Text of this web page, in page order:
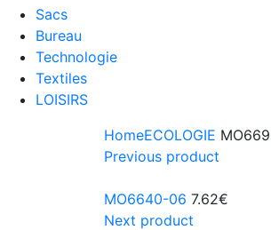
Sacs
Bureau
Technologie
Textiles
LOISIRS
HomeECOLOGIE
Previous product
MO6640-06 7.62€
Next product